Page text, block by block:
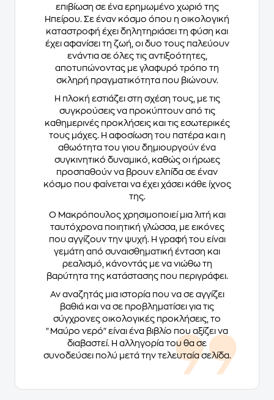
επιβίωση σε ένα ερημωμένο χωριό της
Ηπείρου. Σε έναν κόσμο όπου η οικολογική
καταστροφή έχει δηλητηριάσει τη φύση και
έχει αφανίσει τη ζωή, οι δυο τους παλεύουν
ενάντια σε όλες τις αντιξοότητες,
αποτυπώνοντας με γλαφυρό τρόπο τη
σκληρή πραγματικότητα που βιώνουν.
Η πλοκή εστιάζει στη σχέση τους, με τις
συγκρούσεις να προκύπτουν από τις
καθημερινές προκλήσεις και τις εσωτερικές
τους μάχες. Η αφοσίωση του πατέρα και η
αθωότητα του γιου δημιουργούν ένα
συγκινητικό δυναμικό, καθώς οι ήρωες
προσπαθούν να βρουν ελπίδα σε έναν
κόσμο που φαίνεται να έχει χάσει κάθε ίχνος
της.
Ο Μακρόπουλος χρησιμοποιεί μια λιτή και
ταυτόχρονα ποιητική γλώσσα, με εικόνες
που αγγίζουν την ψυχή. Η γραφή του είναι
γεμάτη από συναισθηματική ένταση και
ρεαλισμό, κάνοντάς με να νιώθω τη
βαρύτητα της κατάστασης που περιγράφει.
Αν αναζητάς μια ιστορία που να σε αγγίζει
βαθιά και να σε προβληματίσει για τις
σύγχρονες οικολογικές προκλήσεις, το
"Μαύρο νερό" είναι ένα βιβλίο που αξίζει να
διαβαστεί. Η αλληγορία του θα σε
συνοδεύσει πολύ μετά την τελευταία σελίδα.